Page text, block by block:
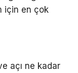
için en çok
açı ne kadar